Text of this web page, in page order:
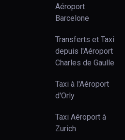
Aéroport
Barcelone
Transferts et Taxi
depuis l'Aéroport
Charles de Gaulle
Taxi à l'Aéroport
d'Orly
Taxi Aéroport à
Zurich